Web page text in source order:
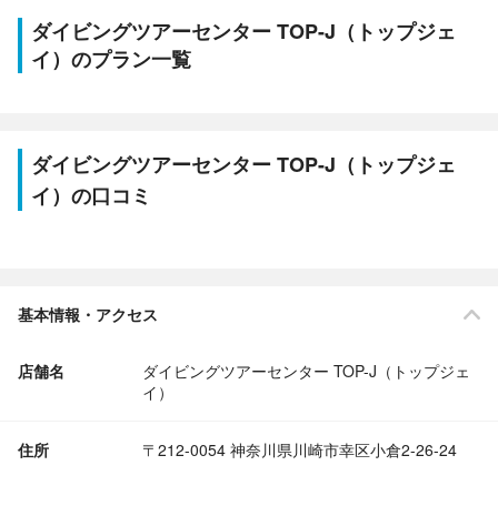
ダイビングツアーセンター TOP-J（トップジェ
イ）のプラン一覧
ダイビングツアーセンター TOP-J（トップジェ
イ）の口コミ
基本情報・アクセス
店舗名
ダイビングツアーセンター TOP-J（トップジェ
イ）
住所 〒212-0054 神奈川県川崎市幸区小倉2-26-24